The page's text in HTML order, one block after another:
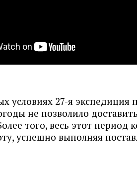
условиях 27-я экспедиция
не позволило
того, весь этот
успешно выполняя